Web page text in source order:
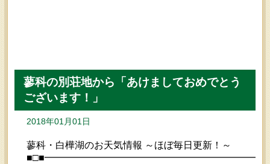
蓼科の別荘地から「あけましておめでとう
ございます！」
2018年01月01日
蓼科・白樺湖のお天気情報 ～ほぼ毎日更新！～